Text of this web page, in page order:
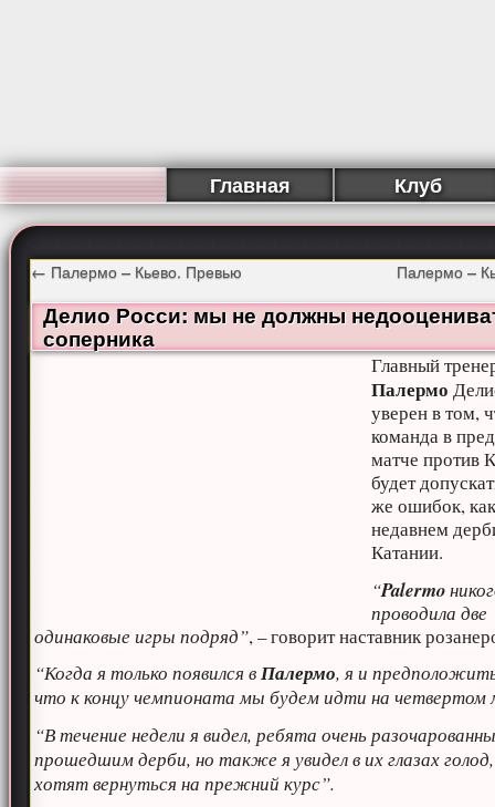
Главная Клуб
← Палермо – Кьево. Превью Палермо –
Делио Росси: мы не должны
соперника
Главный
Палермо
уверен в том,
команда в
матче против
будет
же ошибок,
недавнем
Катании.
“Palermo
проводила две
одинаковые игры подряд”, – говорит наставник
“Когда я только появился вПалермо, я и
что к концу чемпионата мы будем идти на четвертом
“В течение недели я видел, ребята очень
прошедшим дерби, но также я увидел в их глазах
хотят вернуться на прежний курс”.